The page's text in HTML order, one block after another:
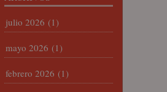
julio 2026 (1)
mayo 2026 (1)
febrero 2026 (1)